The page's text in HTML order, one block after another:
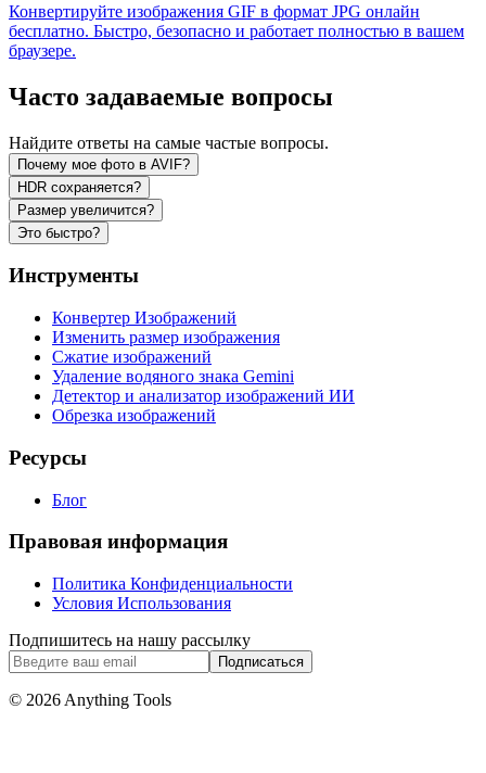
Конвертируйте изображения GIF в формат JPG онлайн
бесплатно. Быстро, безопасно и работает полностью в вашем
браузере.
Часто задаваемые вопросы
Найдите ответы на самые частые вопросы.
Почему мое фото в AVIF?
HDR сохраняется?
Размер увеличится?
Это быстро?
Инструменты
Конвертер Изображений
Изменить размер изображения
Сжатие изображений
Удаление водяного знака Gemini
Детектор и анализатор изображений ИИ
Обрезка изображений
Ресурсы
Блог
Правовая информация
Политика Конфиденциальности
Условия Использования
Подпишитесь на нашу рассылку
Подписаться
© 2026 Anything Tools